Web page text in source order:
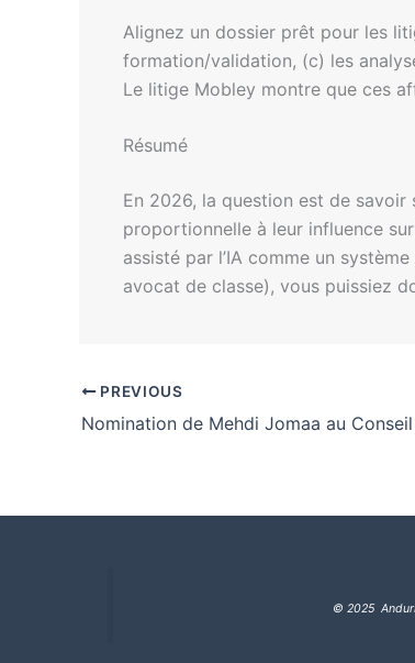
Alignez un dossier prêt pour les
formation/validation, (c) les
Le litige Mobley montre que ces
Résumé
En 2026, la question est de
proportionnelle à leur influence
assisté par l’IA comme un
avocat de classe), vous puissiez
PREVIOUS
© 2025